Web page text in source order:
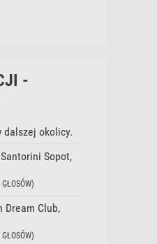
-
dalszej okolicy.
Sopot,
Dream Club,